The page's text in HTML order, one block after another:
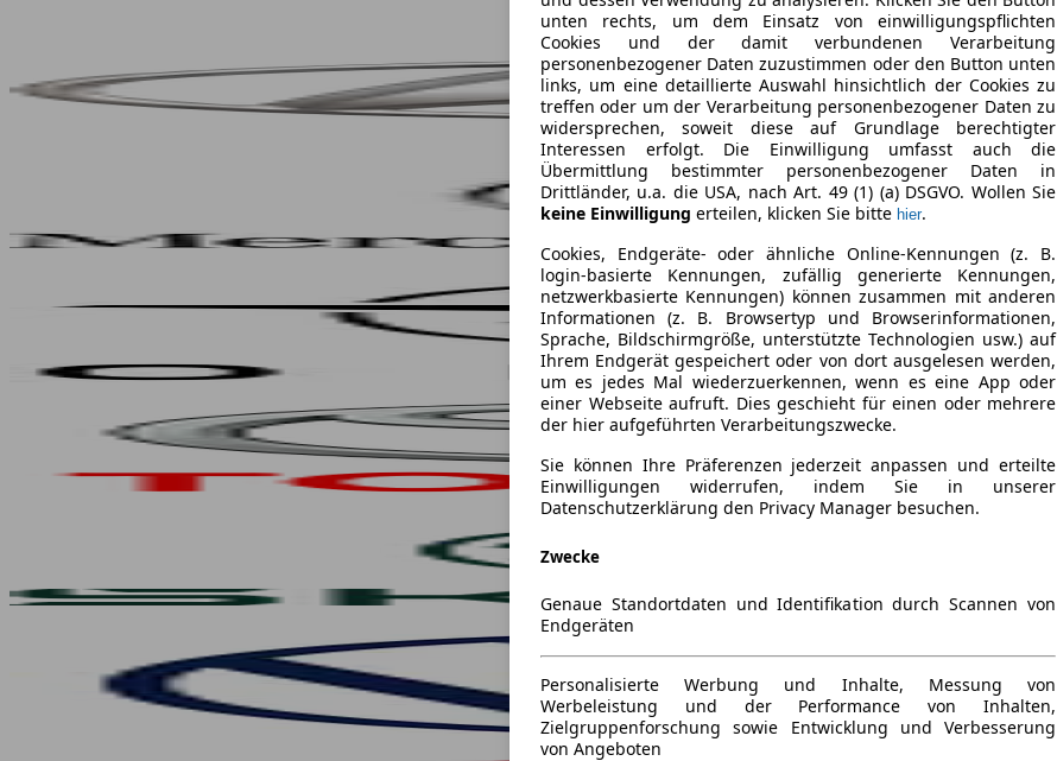
unten rechts, um dem Einsatz von einwilligungspflichten
Cookies und der damit verbundenen Verarbeitung
personenbezogener Daten zuzustimmen oder den Button unten
links, um eine detaillierte Auswahl hinsichtlich der Cookies zu
treffen oder um der Verarbeitung personenbezogener Daten zu
widersprechen, soweit diese auf Grundlage berechtigter
Interessen erfolgt. Die Einwilligung umfasst auch die
Übermittlung bestimmter personenbezogener Daten in
Drittländer, u.a. die USA, nach Art. 49 (1) (a) DSGVO. Wollen Sie
keine Einwilligung erteilen, klicken Sie bitte hier.
Cookies, Endgeräte- oder ähnliche Online-Kennungen (z. B.
login-basierte Kennungen, zufällig generierte Kennungen,
netzwerkbasierte Kennungen) können zusammen mit anderen
Informationen (z. B. Browsertyp und Browserinformationen,
Sprache, Bildschirmgröße, unterstützte Technologien usw.) auf
Ihrem Endgerät gespeichert oder von dort ausgelesen werden,
um es jedes Mal wiederzuerkennen, wenn es eine App oder
einer Webseite aufruft. Dies geschieht für einen oder mehrere
der hier aufgeführten Verarbeitungszwecke.
Sie können Ihre Präferenzen jederzeit anpassen und erteilte
Einwilligungen widerrufen, indem Sie in unserer
Datenschutzerklärung den Privacy Manager besuchen.
Zwecke
Genaue Standortdaten und Identifikation durch Scannen von
Endgeräten
Personalisierte Werbung und Inhalte, Messung von
Werbeleistung und der Performance von Inhalten,
Zielgruppenforschung sowie Entwicklung und Verbesserung
von Angeboten